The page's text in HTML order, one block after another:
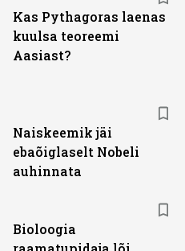
Kas Pythagoras laenas
kuulsa teoreemi
Aasiast?
Naiskeemik jäi
ebaõiglaselt Nobeli
auhinnata
Bioloogia